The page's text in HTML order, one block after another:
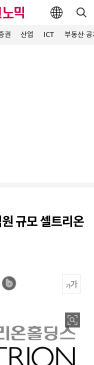
권 산업 ICT 부동산·
규모 셀트리온